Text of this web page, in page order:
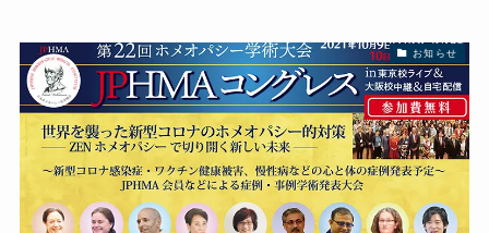
お知らせ